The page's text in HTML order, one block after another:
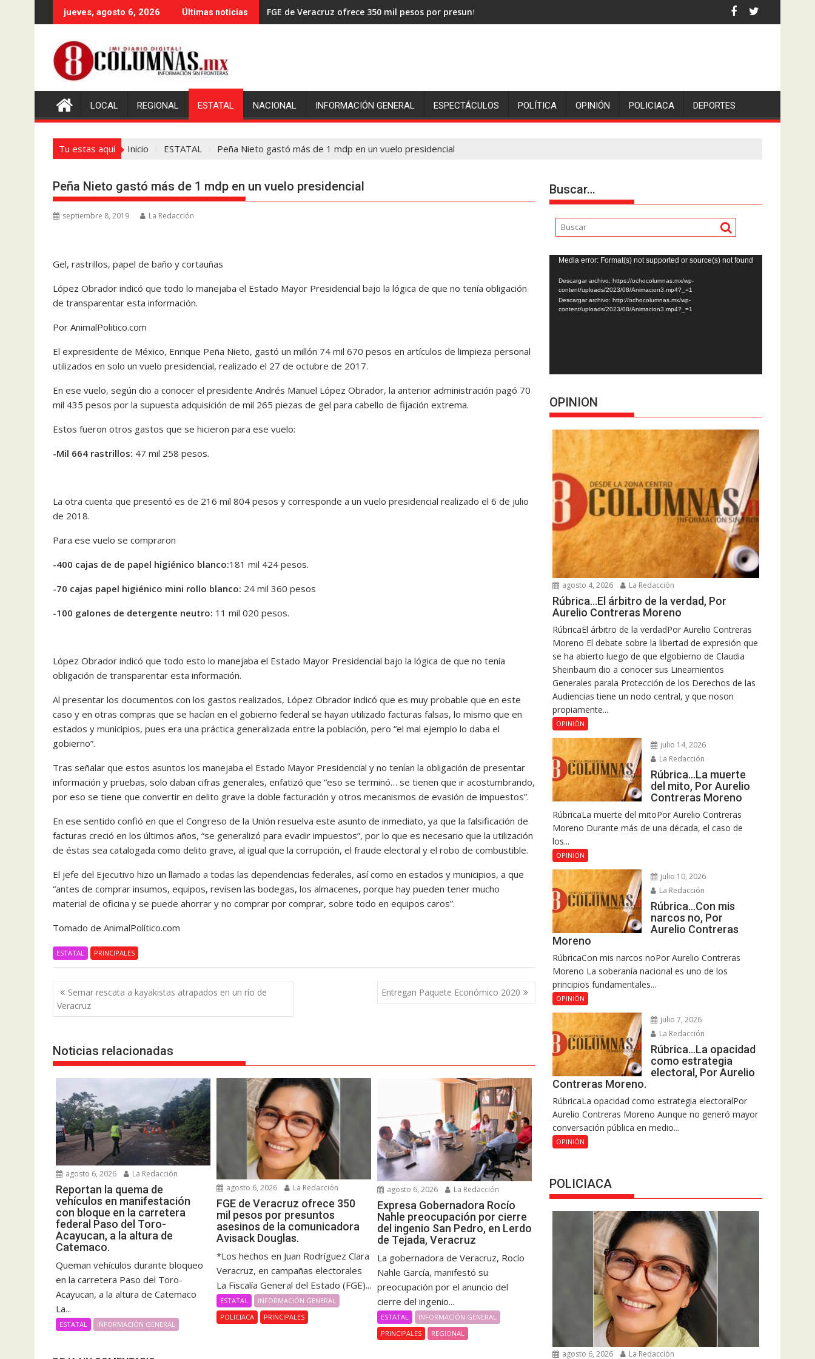
al
jueves, agosto 6, 2026 Últimas noticias FGE de Veracruz ofrece 350 mil pesos por presuntos asesinos de la comunicadora Avisack Douglas.
LOCAL REGIONAL ESTATAL NACIONAL INFORMACIÓN GENERAL ESPECTÁCULOS POLÍTICA OPINIÓN POLICIACA DEPORTES
Tu estas aquí Inicio ESTATAL Peña Nieto gastó más de 1 mdp en un vuelo presidencial
Peña Nieto gastó más de 1 mdp en un vuelo presidencial
septiembre 8, 2019 La Redacción
Gel, rastrillos, papel de baño y cortauñas
López Obrador indicó que todo lo manejaba el Estado Mayor Presidencial bajo la lógica de que no tenía obligación
de transparentar esta información.
Por AnimalPolitico.com
El expresidente de México, Enrique Peña Nieto, gastó un millón 74 mil 670 pesos en artículos de limpieza personal
utilizados en solo un vuelo presidencial, realizado el 27 de octubre de 2017.
En ese vuelo, según dio a conocer el presidente Andrés Manuel López Obrador, la anterior administración pagó 70
mil 435 pesos por la supuesta adquisición de mil 265 piezas de gel para cabello de fijación extrema.
Estos fueron otros gastos que se hicieron para ese vuelo:
-Mil 664 rastrillos: 47 mil 258 pesos.
La otra cuenta que presentó es de 216 mil 804 pesos y corresponde a un vuelo presidencial realizado el 6 de julio
de 2018.
Para ese vuelo se compraron
-400 cajas de de papel higiénico blanco:181 mil 424 pesos.
-70 cajas papel higiénico mini rollo blanco: 24 mil 360 pesos
-100 galones de detergente neutro: 11 mil 020 pesos.
López Obrador indicó que todo esto lo manejaba el Estado Mayor Presidencial bajo la lógica de que no tenía
obligación de transparentar esta información.
Al presentar los documentos con los gastos realizados, López Obrador indicó que es muy probable que en este
caso y en otras compras que se hacían en el gobierno federal se hayan utilizado facturas falsas, lo mismo que en
estados y municipios, pues era una práctica generalizada entre la población, pero “el mal ejemplo lo daba el
gobierno”.
Tras señalar que estos asuntos los manejaba el Estado Mayor Presidencial y no tenían la obligación de presentar
información y pruebas, solo daban cifras generales, enfatizó que “eso se terminó… se tienen que ir acostumbrando,
por eso se tiene que convertir en delito grave la doble facturación y otros mecanismos de evasión de impuestos”.
En ese sentido confió en que el Congreso de la Unión resuelva este asunto de inmediato, ya que la falsificación de
facturas creció en los últimos años, “se generalizó para evadir impuestos”, por lo que es necesario que la utilización
de éstas sea catalogada como delito grave, al igual que la corrupción, el fraude electoral y el robo de combustible.
El jefe del Ejecutivo hizo un llamado a todas las dependencias federales, así como en estados y municipios, a que
“antes de comprar insumos, equipos, revisen las bodegas, los almacenes, porque hay pueden tener mucho
material de oficina y se puede ahorrar y no comprar por comprar, sobre todo en equipos caros”.
Tomado de AnimalPolítico.com
ESTATAL PRINCIPALES
Navegación
de
entradas
Semar rescata a kayakistas atrapados en un río de
Veracruz
Entregan Paquete Económico 2020
Noticias relacionadas
agosto 6, 2026 La Redacción
Reportan la quema de
vehículos en manifestación
con bloque en la carretera
federal Paso del Toro-
Acayucan, a la altura de
Catemaco.
Queman vehículos durante bloqueo
en la carretera Paso del Toro-
Acayucan, a la altura de Catemaco
La...
ESTATAL INFORMACIÓN GENERAL
agosto 6, 2026 La Redacción
FGE de Veracruz ofrece 350
mil pesos por presuntos
asesinos de la comunicadora
Avisack Douglas.
*Los hechos en Juan Rodríguez Clara
Veracruz, en campañas electorales
La Fiscalía General del Estado (FGE)...
ESTATAL
INFORMACIÓN GENERAL
POLICIACA
PRINCIPALES
agosto 6, 2026 La Redacción
Expresa Gobernadora Rocío
Nahle preocupación por cierre
del ingenio San Pedro, en Lerdo
de Tejada, Veracruz
La gobernadora de Veracruz, Rocío
Nahle García, manifestó su
preocupación por el anuncio del
cierre del ingenio...
ESTATAL
INFORMACIÓN GENERAL
PRINCIPALES
REGIONAL
Buscar…
Reproductor
de
vídeo
Media error: Format(s) not supported or source(s) not found
Descargar archivo: https://ochocolumnas.mx/wp-
content/uploads/2023/08/Animacion3.mp4?_=1
Descargar archivo: http://ochocolumnas.mx/wp-
content/uploads/2023/08/Animacion3.mp4?_=1
OPINION
agosto 4, 2026 La Redacción
Rúbrica…El árbitro de la verdad, Por
Aurelio Contreras Moreno
RúbricaEl árbitro de la verdadPor Aurelio Contreras
Moreno El debate sobre la libertad de expresión que
se ha abierto luego de que elgobierno de Claudia
Sheinbaum dio a conocer sus Lineamientos
Generales parala Protección de los Derechos de las
Audiencias tiene un nodo central, y que noson
propiamente...
OPINIÓN
julio 14, 2026
La Redacción
Rúbrica…La muerte
del mito, Por Aurelio
Contreras Moreno
RúbricaLa muerte del mitoPor Aurelio Contreras
Moreno Durante más de una década, el caso de
los...
OPINIÓN
julio 10, 2026
La Redacción
Rúbrica…Con mis
narcos no, Por
Aurelio Contreras
Moreno
RúbricaCon mis narcos noPor Aurelio Contreras
Moreno La soberanía nacional es uno de los
principios fundamentales...
OPINIÓN
julio 7, 2026
La Redacción
Rúbrica…La opacidad
como estrategia
electoral, Por Aurelio
Contreras Moreno.
RúbricaLa opacidad como estrategia electoralPor
Aurelio Contreras Moreno Aunque no generó mayor
conversación pública en medio...
OPINIÓN
POLICIACA
agosto 6, 2026 La Redacción